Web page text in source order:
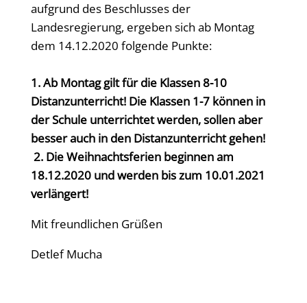
aufgrund des Beschlusses der
Landesregierung, ergeben sich ab Montag
dem 14.12.2020 folgende Punkte:
1. Ab Montag gilt für die Klassen 8-10
Distanzunterricht! Die Klassen 1-7 können in
der Schule unterrichtet werden, sollen aber
besser auch in den Distanzunterricht gehen!
2. Die Weihnachtsferien beginnen am
18.12.2020 und werden bis zum 10.01.2021
verlängert!
Mit freundlichen Grüßen
Detlef Mucha